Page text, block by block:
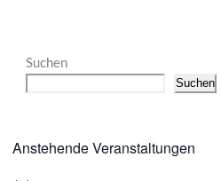
Suchen
Suchen
Anstehende Veranstaltungen